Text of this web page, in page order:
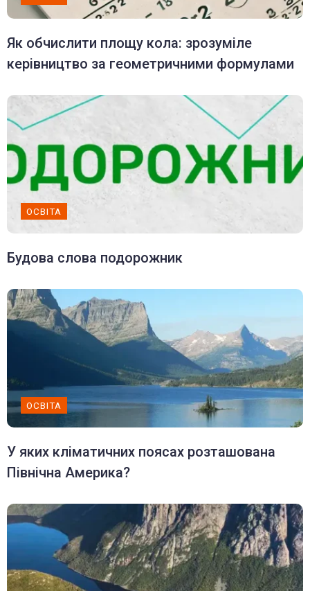
Як обчислити площу кола: зрозуміле
керівництво за геометричними формулами
ОСВІТА
Будова слова подорожник
ОСВІТА
У яких кліматичних поясах розташована
Північна Америка?